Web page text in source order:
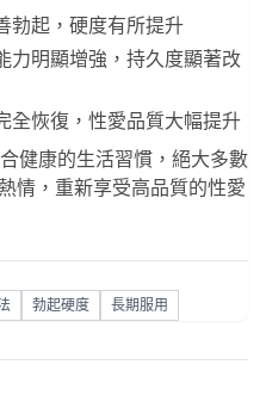
勃起，硬度有所提升
力明顯增強，持久度顯著改
全恢復，性愛品質大幅提升
健康的生活習慣，絕大多數
情，重新享受高品質的性愛
勃起硬度 長期服用